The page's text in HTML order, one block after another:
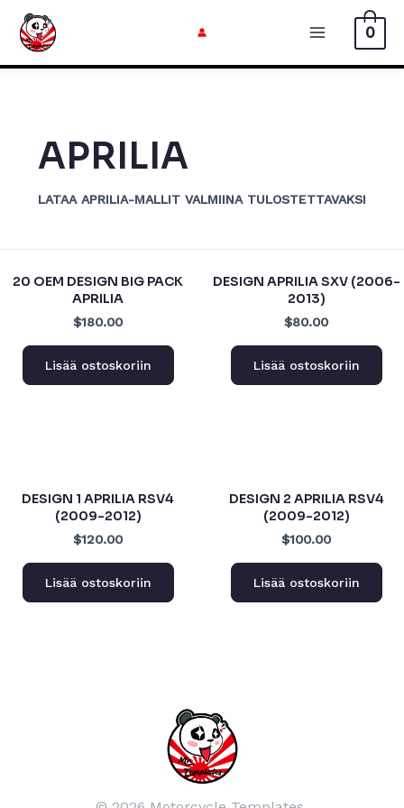
Siirry
sisältöön
0
APRILIA
LATAA APRILIA-MALLIT VALMIINA TULOSTETTAVAKSI
20 OEM DESIGN BIG PACK
APRILIA
$180.00
Lisää ostoskoriin
DESIGN APRILIA SXV (2006-
2013)
$80.00
Lisää ostoskoriin
DESIGN 1 APRILIA RSV4
(2009-2012)
$120.00
Lisää ostoskoriin
DESIGN 2 APRILIA RSV4
(2009-2012)
$100.00
Lisää ostoskoriin